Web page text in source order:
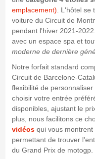
emplacement) . L'hôtel
voiture du Circuit de
pendant l'hiver 2021-
avec un espace spa et
moderne de dernière
Notre forfait standard
Circuit de Barcelone-
flexibilité de
choisir votre entrée
disponibles, ajustant le
plus, nous facilitons ce
vidéosqui vous montrent
permettant de trouver
du Grand Prix de motogp.